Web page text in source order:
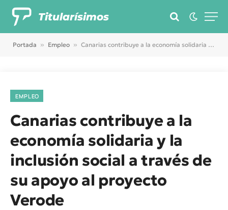
Titularísimos
Portada » Empleo » Canarias contribuye a la economía solidaria y la inclusión social a través de su apoyo al proyecto Verode
EMPLEO
Canarias contribuye a la
economía solidaria y la
inclusión social a través de
su apoyo al proyecto
Verode